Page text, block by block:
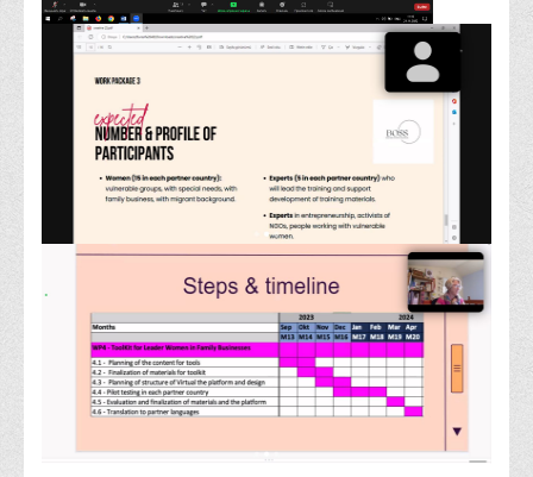
Розвитку кар’єри
Моніторингу якості освітнього процесу та інноваційного
розвитку
Грантових проєктів
Грантові проєкти ВТЕІ ДТЕУ
Підтримки технологій та інновацій (TISC)
Психологічного сприяння
Бібліотека
Музей грошей
Студенту
Довідник студента